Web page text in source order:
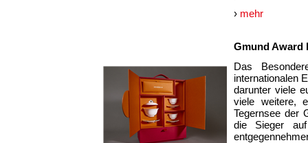
› mehr
Gmund Award
Das
internationalen
darunter viele
viele weitere,
Tegernsee der
die Sieger